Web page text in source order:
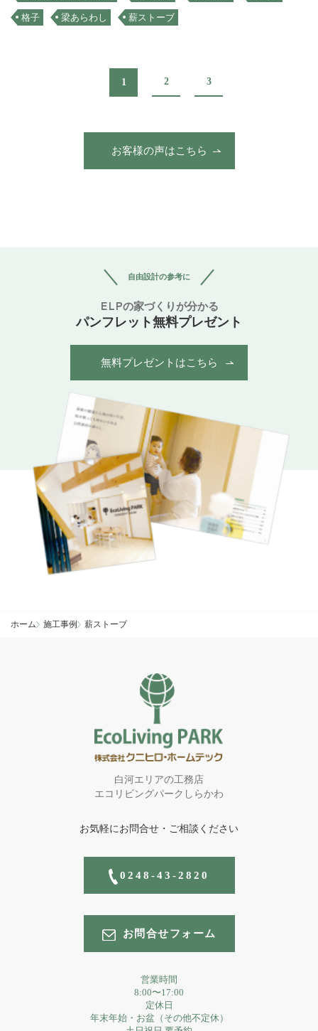
格子 梁あらわし 薪ストーブ
1 2 3
お客様の声はこちら
自由設計の参考に
ELPの家づくりが分かる
パンフレット無料プレゼント
無料プレゼントはこちら
ホーム 施工事例 薪ストーブ
白河エリアの工務店
エコリビングパークしらかわ
お気軽にお問合せ・ご相談ください
0248-43-2820
お問合せフォーム
営業時間
8:00〜17:00
定休日
年末年始・お盆（その他不定休）